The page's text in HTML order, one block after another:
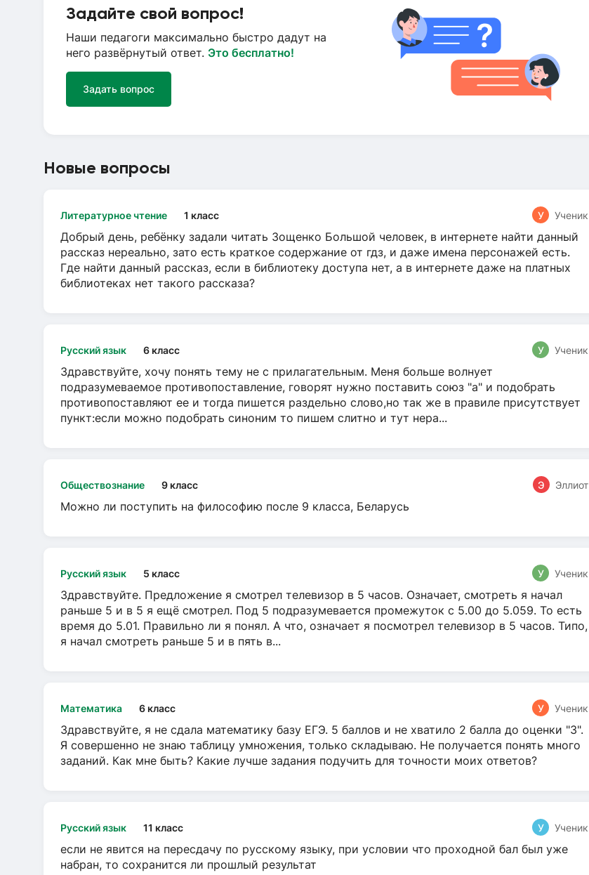
Задайте свой вопрос!
Наши педагоги максимально быстро дадут на
него развёрнутый ответ. Это бесплатно!
Задать вопрос
Новые вопросы
Литературное чтение 1 класс У Ученик
Добрый день, ребёнку задали читать Зощенко Большой человек, в интернете найти данный
рассказ нереально, зато есть краткое содержание от гдз, и даже имена персонажей есть.
Где найти данный рассказ, если в библиотеку доступа нет, а в интернете даже на платных
библиотеках нет такого рассказа?
Русский язык 6 класс У Ученик
Здравствуйте, хочу понять тему не с прилагательным. Меня больше волнует
подразумеваемое противопоставление, говорят нужно поставить союз "а" и подобрать
противопоставляют ее и тогда пишется раздельно слово,но так же в правиле присутствует
пункт:если можно подобрать синоним то пишем слитно и тут нера...
Обществознание 9 класс Э Эллиот
Можно ли поступить на философию после 9 класса, Беларусь
Русский язык 5 класс У Ученик
Здравствуйте. Предложение я смотрел телевизор в 5 часов. Означает, смотреть я начал
раньше 5 и в 5 я ещё смотрел. Под 5 подразумевается промежуток с 5.00 до 5.059. То есть
время до 5.01. Правильно ли я понял. А что, означает я посмотрел телевизор в 5 часов. Типо,
я начал смотреть раньше 5 и в пять в...
Математика 6 класс У Ученик
Здравствуйте, я не сдала математику базу ЕГЭ. 5 баллов и не хватило 2 балла до оценки "3".
Я совершенно не знаю таблицу умножения, только складываю. Не получается понять много
заданий. Как мне быть? Какие лучше задания подучить для точности моих ответов?
Русский язык 11 класс У Ученик
если не явится на пересдачу по русскому языку, при условии что проходной бал был уже
набран, то сохранится ли прошлый результат